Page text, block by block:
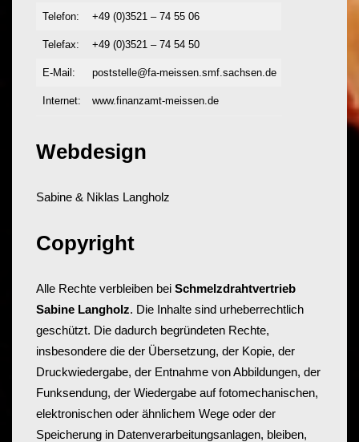
Telefon: +49 (0)3521 – 74 55 06
Telefax: +49 (0)3521 – 74 54 50
E-Mail: poststelle@fa-meissen.smf.sachsen.de
Internet: www.finanzamt-meissen.de
Webdesign
Sabine & Niklas Langholz
Copyright
Alle Rechte verbleiben bei Schmelzdrahtvertrieb
Sabine Langholz. Die Inhalte sind urheberrechtlich
geschützt. Die dadurch begründeten Rechte,
insbesondere die der Übersetzung, der Kopie, der
Druckwiedergabe, der Entnahme von Abbildungen, der
Funksendung, der Wiedergabe auf fotomechanischen,
elektronischen oder ähnlichem Wege oder der
Speicherung in Datenverarbeitungsanlagen, bleiben,